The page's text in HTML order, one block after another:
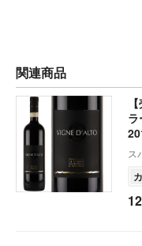
関連商品
ス